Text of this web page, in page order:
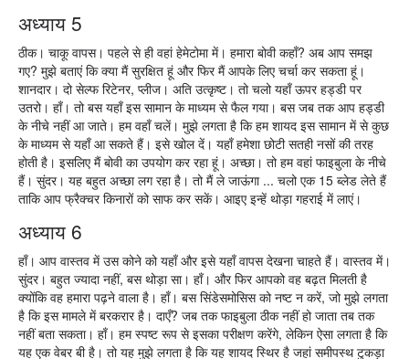
अध्याय 5
ठीक। चाकू वापस। पहले से ही वहां हेमेटोमा में। हमारा बोवी कहाँ? अब आप समझ
गए? मुझे बताएं कि क्या मैं सुरक्षित हूं और फिर मैं आपके लिए चर्चा कर सकता हूं।
शानदार। दो सेल्फ रिटेनर, प्लीज। अति उत्कृष्ट। तो चलो यहाँ ऊपर हड्डी पर
उतरो। हाँ। तो बस यहाँ इस सामान के माध्यम से फैल गया। बस जब तक आप हड्डी
के नीचे नहीं आ जाते। हम वहाँ चलें। मुझे लगता है कि हम शायद इस सामान में से कुछ
के माध्यम से यहाँ आ सकते हैं। इसे खोल दें। यहाँ हमेशा छोटी सतही नसों की तरह
होती है। इसलिए मैं बोवी का उपयोग कर रहा हूं। अच्छा। तो हम वहां फाइबुला के नीचे
हैं। सुंदर। यह बहुत अच्छा लग रहा है। तो मैं ले जाऊंगा ... चलो एक 15 ब्लेड लेते हैं
ताकि आप फ्रैक्चर किनारों को साफ कर सकें। आइए इन्हें थोड़ा गहराई में लाएं।
अध्याय 6
हाँ। आप वास्तव में उस कोने को यहाँ और इसे यहाँ वापस देखना चाहते हैं। वास्तव में।
सुंदर। बहुत ज्यादा नहीं, बस थोड़ा सा। हाँ। और फिर आपको वह बढ़त मिलती है
क्योंकि वह हमारा पढ़ने वाला है। हाँ। बस सिंडेसमोसिस को नष्ट न करें, जो मुझे लगता
है कि इस मामले में बरकरार है। दाएँ? जब तक फाइबुला ठीक नहीं हो जाता तब तक
नहीं बता सकता। हाँ। हम स्पष्ट रूप से इसका परीक्षण करेंगे, लेकिन ऐसा लगता है कि
यह एक वेबर बी है। तो यह मुझे लगता है कि यह शायद स्थिर है जहां समीपस्थ टुकड़ा